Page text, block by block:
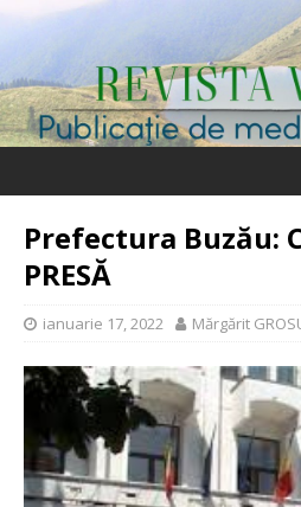
Prefectura Buzău:
PRESĂ
ianuarie 17, 2022 Mărgărit